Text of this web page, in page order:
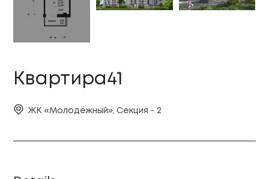
Квартира41
ЖК «Молодёжный», Секция - 2